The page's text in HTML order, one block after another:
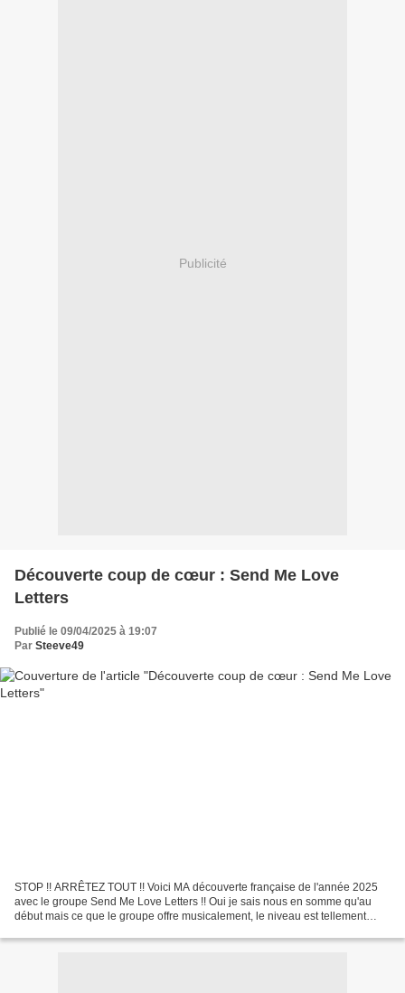
Publicité
Découverte coup de cœur : Send Me Love
Letters
Publié le 09/04/2025 à 19:07
Par Steeve49
STOP !! ARRÊTEZ TOUT !! Voici MA découverte française de l'année 2025
avec le groupe Send Me Love Letters !! Oui je sais nous en somme qu'au
début mais ce que le groupe offre musicalement, le niveau est tellement